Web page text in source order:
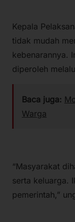
Kepala
tidak mudah
kebenarannya.
diperoleh
Baca juga:
Warga
“Masyarakat
serta keluarga.
pemerintah,”